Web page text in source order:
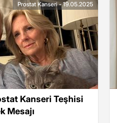
Kanseri Teşhisi
Mesajı
Prostat Kanseri - 19.05.2025